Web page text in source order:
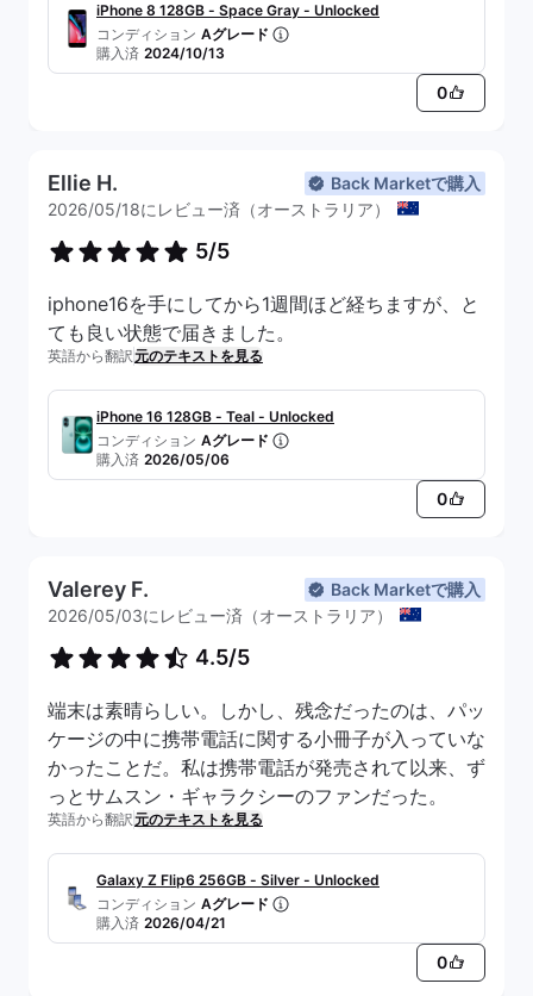
iPhone 8 128GB - Space Gray - Unlocked
コンディション Aグレード
購入済 2024/10/13
0
Ellie H.
Back Marketで購入
2026/05/18にレビュー済（オーストラリア）
5/5
iphone16を手にしてから1週間ほど経ちますが、と
ても良い状態で届きました。
英語から翻訳元のテキストを見る
iPhone 16 128GB - Teal - Unlocked
コンディション Aグレード
購入済 2026/05/06
0
Valerey F.
Back Marketで購入
2026/05/03にレビュー済（オーストラリア）
4.5/5
端末は素晴らしい。しかし、残念だったのは、パッ
ケージの中に携帯電話に関する小冊子が入っていな
かったことだ。私は携帯電話が発売されて以来、ず
っとサムスン・ギャラクシーのファンだった。
英語から翻訳元のテキストを見る
Galaxy Z Flip6 256GB - Silver - Unlocked
コンディション Aグレード
購入済 2026/04/21
0